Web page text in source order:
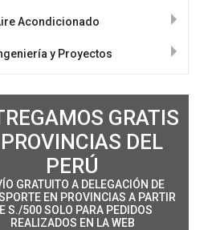
Acondicionado
y Proyectos
GRATIS
DEL
PERÚ
GRATUITO A DELEGACIÓN DE
EN PROVINCIAS A PARTIR
S./500 SOLO PARA PEDIDOS
REALIZADOS EN LA WEB